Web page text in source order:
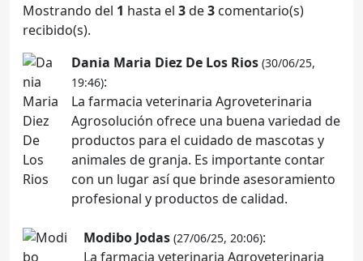
Mostrando del 1 hasta el 3de3 comentario(s)
recibido(s).
Dania Maria Diez De Los Rios (30/06/25,
19:46):
La farmacia veterinaria Agroveterinaria
Agrosolución ofrece una buena variedad de
productos para el cuidado de mascotas y
animales de granja. Es importante contar
con un lugar así que brinde asesoramiento
profesional y productos de calidad.
Modibo Jodas (27/06/25, 20:06):
La farmacia veterinaria Agroveterinaria